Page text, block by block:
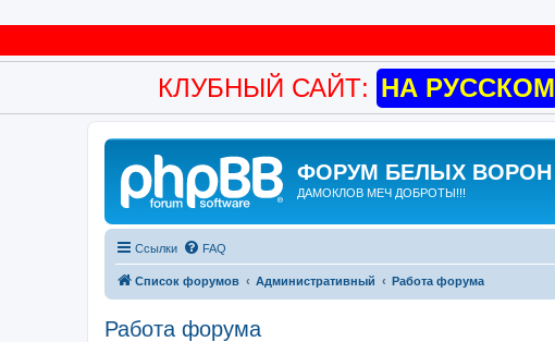
КЛУБНЫЙ САЙТ: НА РУССКОМ
ФОРУМ БЕЛЫХ ВОРОН
ДАМОКЛОВ МЕЧ ДОБРОТЫ!!!
Ссылки FAQ
Список форумов Административный Работа форума
Работа форума